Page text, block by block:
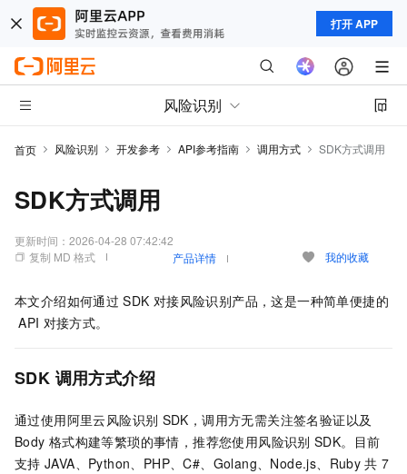
打开 APP
风险识别
首页 风险识别 开发参考 API参考指南 调用方式 SDK方式调用
SDK方式调用
更新时间： 2026-04-28 07:42:42
复制 MD 格式
产品详情 我的收藏
本文介绍如何通过 SDK 对接风险识别产品，这是一种简单便捷的
API 对接方式。
SDK 调用方式介绍
通过使用阿里云风险识别 SDK，调用方无需关注签名验证以及
Body 格式构建等繁琐的事情，推荐您使用风险识别 SDK。目前
支持 JAVA、Python、PHP、C#、Golang、Node.js、Ruby 共 7